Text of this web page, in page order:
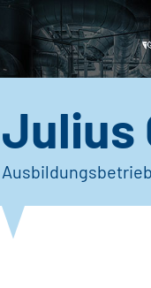
Julius
Ausbildungsbetrieb